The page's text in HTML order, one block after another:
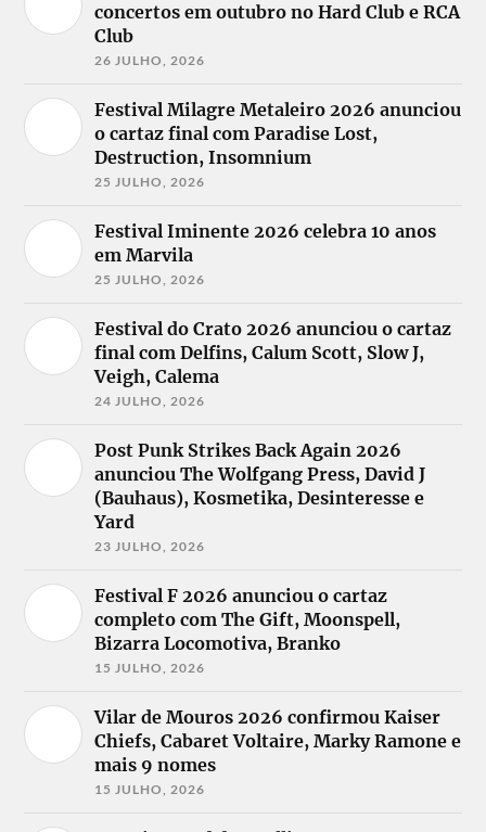
concertos em outubro no Hard Club e RCA
Club
26 JULHO, 2026
Festival Milagre Metaleiro 2026 anunciou
o cartaz final com Paradise Lost,
Destruction, Insomnium
25 JULHO, 2026
Festival Iminente 2026 celebra 10 anos
em Marvila
25 JULHO, 2026
Festival do Crato 2026 anunciou o cartaz
final com Delfins, Calum Scott, Slow J,
Veigh, Calema
24 JULHO, 2026
Post Punk Strikes Back Again 2026
anunciou The Wolfgang Press, David J
(Bauhaus), Kosmetika, Desinteresse e
Yard
23 JULHO, 2026
Festival F 2026 anunciou o cartaz
completo com The Gift, Moonspell,
Bizarra Locomotiva, Branko
15 JULHO, 2026
Vilar de Mouros 2026 confirmou Kaiser
Chiefs, Cabaret Voltaire, Marky Ramone e
mais 9 nomes
15 JULHO, 2026